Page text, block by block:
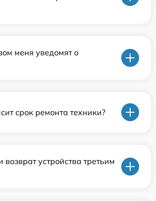
меня уведомят о
срок ремонта техники?
устройства третьим